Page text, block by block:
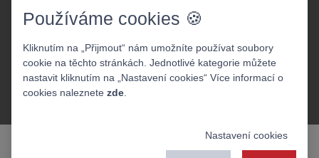
Zobrazit verzi webu pro PC
©2026. Dopravní podnik města Pardubic a.s.
Používáme cookies 🍪
Kliknutím na „Přijmout“ nám umožníte používat soubory
cookie na těchto stránkách. Jednotlivé kategorie můžete
nastavit kliknutím na „Nastavení cookies“ Více informací o
cookies naleznete zde
Nastavení cookies